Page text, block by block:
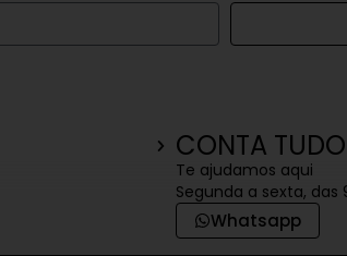
CONTA TUDO
Te ajudamos aqui
Segunda a sexta, das
Whatsapp